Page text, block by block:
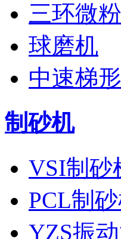
三环微
球磨机
中速梯
制砂机
VSI制砂
PCL制
YZS振